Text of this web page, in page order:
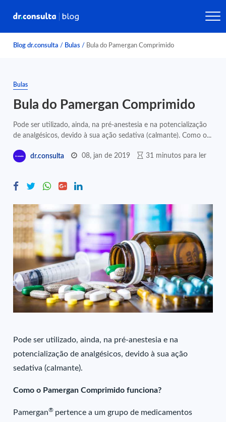
Blog dr.consulta / Bulas / Bula do Pamergan Comprimido
Bulas
Bula do Pamergan Comprimido
Pode ser utilizado, ainda, na pré-anestesia e na potencialização
de analgésicos, devido à sua ação sedativa (calmante). Como o...
dr.consulta 08, jan de 2019 31 minutos para ler
Pode ser utilizado, ainda, na pré-anestesia e na
potencialização de analgésicos, devido à sua ação
sedativa (calmante).
Como o Pamergan Comprimido funciona?
Pamergan® pertence a um grupo de medicamentos